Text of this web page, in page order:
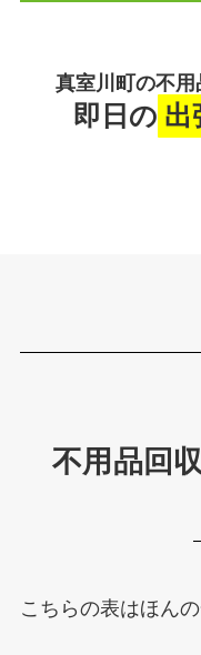
真室川町の不用
即日の 出
不用品回
こちらの表はほんの